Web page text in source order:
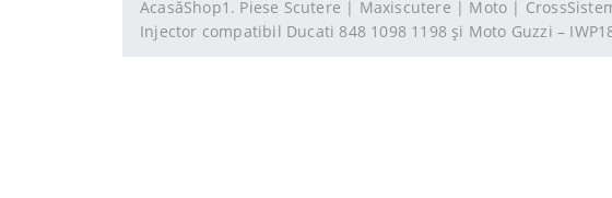
AcasăShop1. Piese Scutere | Maxiscutere | Moto | Cross
Injector compatibil Ducati 848 1098 1198 și Moto Guzzi –